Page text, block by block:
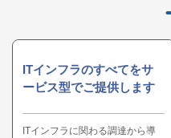
ITインフラのすべてをサ
ービス型でご提供します
ITインフラに関わる調達から導